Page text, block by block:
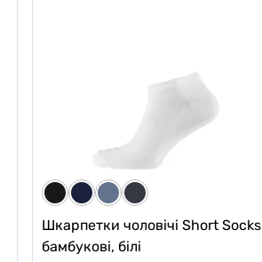
Шкарпетки чоловічі Short Socks
бамбукові, білі